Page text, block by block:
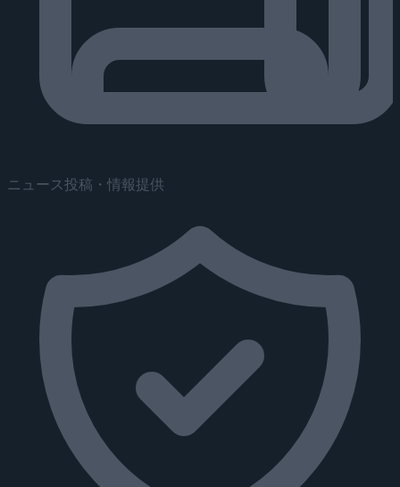
ニュース投稿・情報提供